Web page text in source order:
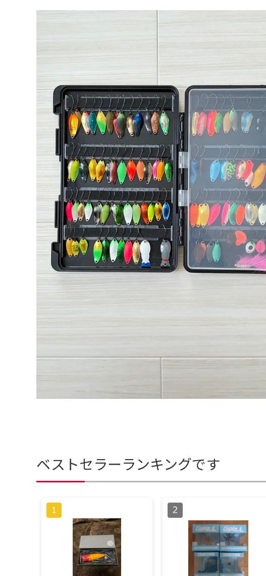
ベストセラーランキングです